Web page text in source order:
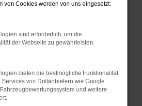
NETWORK
ein Fehler aufgetreten.
Tipps, die dir helfen
von Cookies werden von uns eingesetzt:
sind erforderlich, um die
der Webseite zu gewährleisten.
bieten die bestmögliche Funktionalität
Services von Drittanbietern wie Google
und weitere